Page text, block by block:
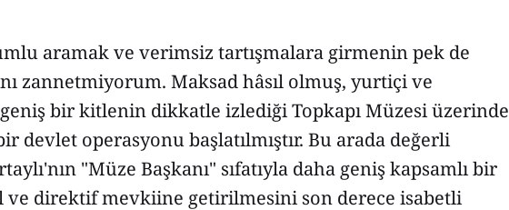
aramak ve verimsiz tartışmalara girmenin pek de
zannetmiyorum. Maksad hâsıl olmuş, yurtiçi ve
geniş bir kitlenin dikkatle izlediği Topkapı Müzesi üzerinde
devlet operasyonu başlatılmıştır. Bu arada değerli
"Müze Başkanı" sıfatıyla daha geniş kapsamlı bir
ve direktif mevkiine getirilmesini son derece isabetli